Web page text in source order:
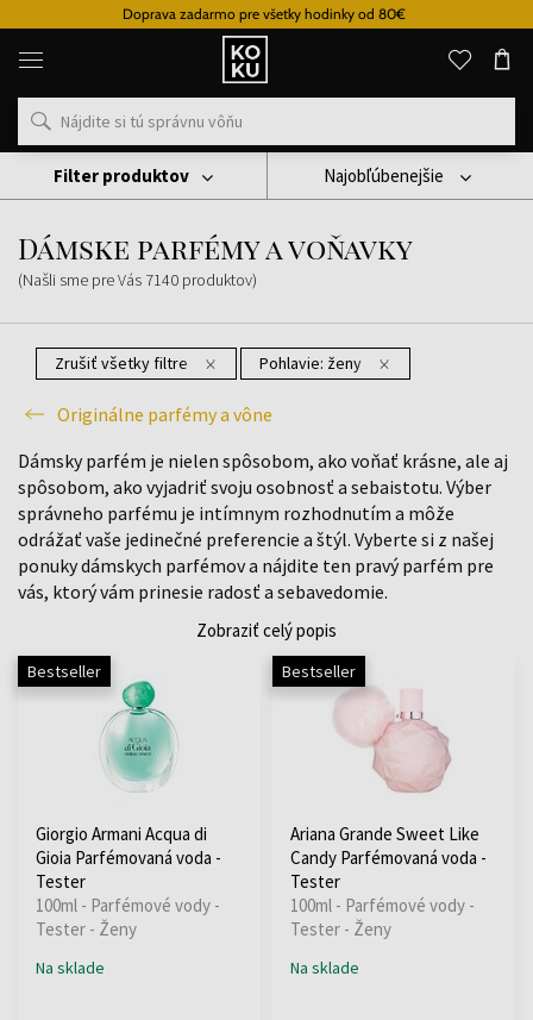
zadarmo pre všetky hodinky od 80€
Originálne
parfémy
hodinky
na
mieste
Originálne Parfémy A Vône
Dámske Parfémy A Voňavky
Dámske parfémy a voňavky
(Našli sme pre Vás 7140 produktov)
Najobľúbenejšie
Zrušiť všetky filtre Pohlavie: ženy
Originálne parfémy a vône
Filter produktov
Dámsky parfém je nielen spôsobom, ako voňať krásne, ale aj
spôsobom, ako vyjadriť svoju osobnosť a sebaistotu. Výber
správneho parfému je intímnym rozhodnutím a môže
odrážať vaše jedinečné preferencie a štýl. Vyberte si z našej
ponuky dámskych parfémov a nájdite ten pravý parfém pre
vás, ktorý vám prinesie radosť a sebavedomie.
Zobraziť celý popis
Bestseller
Giorgio Armani Acqua di
Gioia Parfémovaná voda -
Tester
100ml - Parfémové vody -
Tester - Ženy
Na sklade
Bestseller
Ariana Grande Sweet Like
Candy Parfémovaná voda -
Tester
100ml - Parfémové vody -
Tester - Ženy
Na sklade